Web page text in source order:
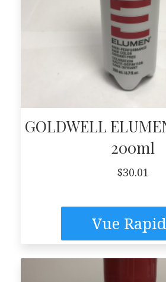
GOLDWELL
200ml
$30.01
Vue